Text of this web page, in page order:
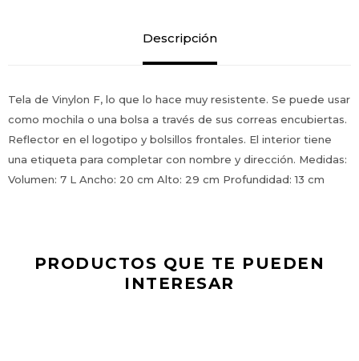
Descripción
Tela de Vinylon F, lo que lo hace muy resistente. Se puede usar
como mochila o una bolsa a través de sus correas encubiertas.
Reflector en el logotipo y bolsillos frontales. El interior tiene
una etiqueta para completar con nombre y dirección. Medidas:
Volumen: 7 L Ancho: 20 cm Alto: 29 cm Profundidad: 13 cm
PRODUCTOS QUE TE PUEDEN
INTERESAR